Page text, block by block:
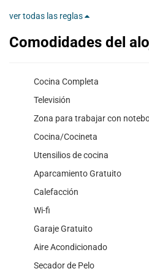
ver todas las reglas
Comodidades del
Cocina Completa
Televisión
Zona para trabajar con
Cocina/Cocineta
Utensilios de cocina
Aparcamiento Gratuito
Calefacción
Wi-fi
Garaje Gratuito
Aire Acondicionado
Secador de Pelo